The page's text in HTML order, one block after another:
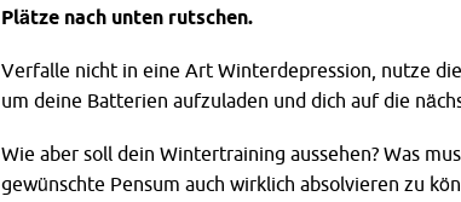
Plätze nach unten rutschen.
Verfalle nicht in eine Art Winterdepression, nutze
um deine Batterien aufzuladen und dich auf die
Wie aber soll dein Wintertraining aussehen? Was
gewünschte Pensum auch wirklich absolvieren zu